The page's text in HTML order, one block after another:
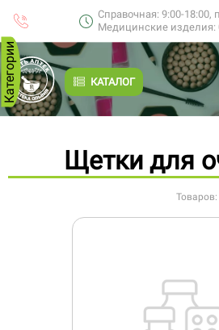
Справочная: 9:00-18:00,
Медицинские изделия:
КАТАЛОГ
Категории
Щетки для
Товаров: